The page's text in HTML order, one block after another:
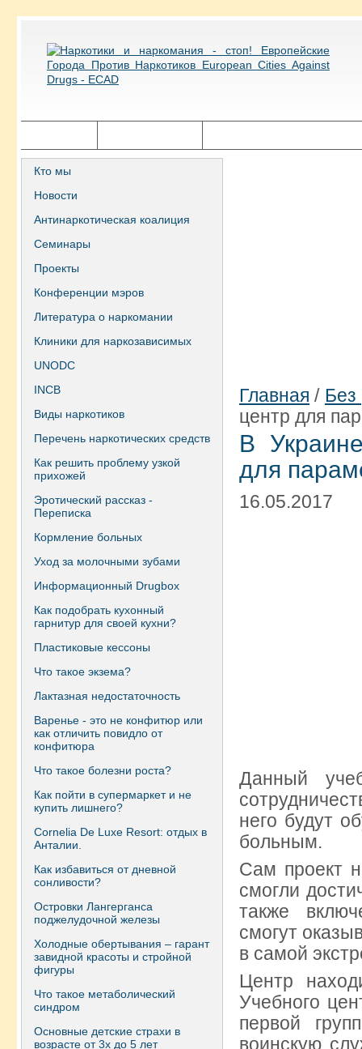
Кто мы
Новости
Антинаркотическая коалиция
Семинары
Проекты
Конференции мэров
Литература о наркомании
Клиники для наркозависимых
UNODC
INCB
Виды наркотиков
Перечень наркотических средств
Как решить проблему узкой
прихожей
Эротический рассказ -
Переписка
Кормление больных
Уход за молочными зубами
Информационный Drugbox
Как подобрать кухонный
гарнитур для своей кухни?
Пластиковые кессоны
Что такое экзема?
Лактазная недостаточность
Варенье - это не конфитюр или
как отличить повидло от
конфитюра
Что такое болезни роста?
Как пойти в супермаркет и не
купить лишнего?
Сornelia De Luxe Resort: отдых в
Анталии.
Как избавиться от дневной
сонливости?
Островки Лангерганса
поджелудочной железы
Холодные обертывания – гарант
завидной красоты и стройной
фигуры
Что такое метаболический
синдром
Основные детские страхи в
возрасте от 3х до 5 лет
Главная / Без
центр для
В
для
16.05.2017
Данный
него будут
больным.
Сам проект
смогли
также
смогут
в самой
Центр
Учебного
первой
воинскую